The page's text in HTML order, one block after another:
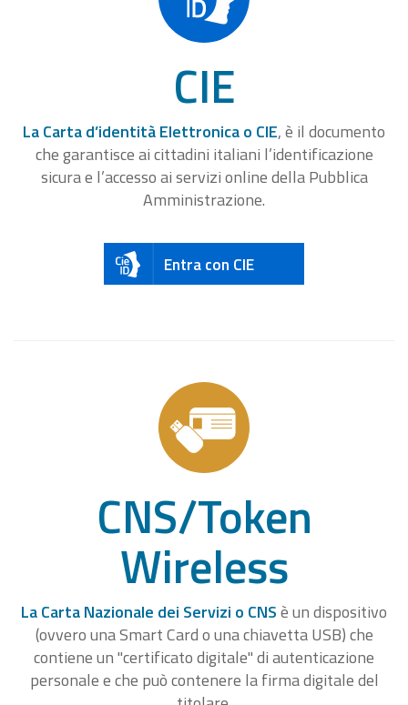
CIE
La Carta d’identità Elettronica o CIE, è il documento
che garantisce ai cittadini italiani l’identificazione
sicura e l’accesso ai servizi online della Pubblica
Amministrazione.
Entra con CIE
CNS/Token
Wireless
La Carta Nazionale dei Servizi o CNSè un dispositivo
(ovvero una Smart Card o una chiavetta USB) che
contiene un "certificato digitale" di autenticazione
personale e che può contenere la firma digitale del